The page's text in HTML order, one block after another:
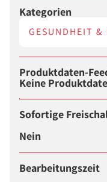
Kategorien
GESUNDHEIT &
Produktdaten-
Keine
Sofortige
Nein
Bearbeitungszeit